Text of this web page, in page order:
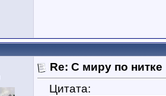
Re: С миру по
Цитата: